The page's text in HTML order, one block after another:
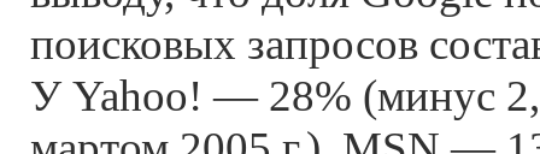
поисковых запросов
У Yahoo! — 28% (минус